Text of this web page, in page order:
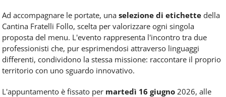
Ad accompagnare le portate, una selezione di etichette della
Cantina Fratelli Follo, scelta per valorizzare ogni singola
proposta del menu. L'evento rappresenta l'incontro tra due
professionisti che, pur esprimendosi attraverso linguaggi
differenti, condividono la stessa missione: raccontare il proprio
territorio con uno sguardo innovativo.
L'appuntamento è fissato per martedì 16 giugno 2026, alle